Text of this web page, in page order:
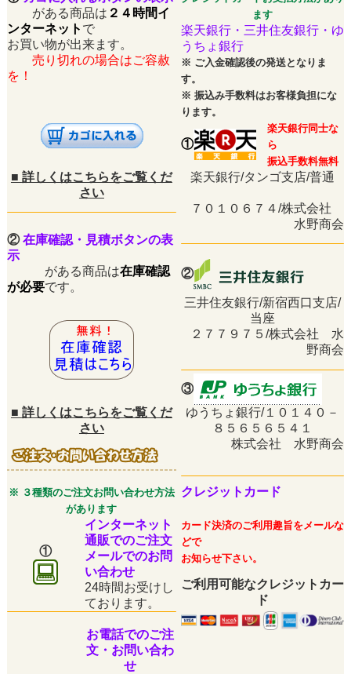
ます
がある商品は ２４時間イ
ンターネット で
お買い物が出来ます。
売り切れの場合はご容赦
を！
楽天銀行・三井住友銀行・ゆ
うちょ銀行
※ ご入金確認後の発送となりま
す。
※ 振込み手数料はお客様負担にな
ります。
①
楽天銀行同士な
ら
振込手数料無料
■ 詳しくはこちらをご覧くだ
さい
楽天銀行/タンゴ支店/普通
７０１０６７４/株式会社
水野商会
②在庫確認・見積ボタンの表
示
がある商品は在庫確認
が必要です。
②
三井住友銀行/新宿西口支店/
当座
２７７９７５/株式会社 水
野商会
③
■ 詳しくはこちらをご覧くだ
さい
ゆうちょ銀行/１０１４０－
８５６５６５４１
株式会社 水野商会
※ ３種類のご注文お問い合わせ方法
があります
クレジットカード
①
インターネット
通販でのご注文
メールでのお問
い合わせ
24時間お受けし
ております。
カード決済のご利用趣旨をメールな
どで
お知らせ下さい。
ご利用可能なクレジットカー
ド
お電話でのご注
文・お問い合わ
せ